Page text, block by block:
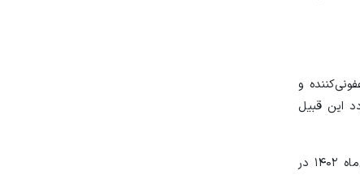
و
این قبیل
۳- تردد انواع تریلر، کامیون و کامیونت به استثنای حاملین مواد سوختی، بهداشتی، کالای اساسی و دارای مجوز در تاریخ سیزدهم فروردین‌ماه ۱۴۰۲ در